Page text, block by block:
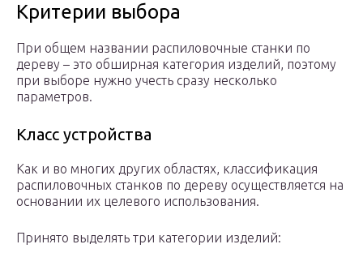
Критерии выбора
При общем названии распиловочные станки по
дереву – это обширная категория изделий, поэтому
при выборе нужно учесть сразу несколько
параметров.
Класс устройства
Как и во многих других областях, классификация
распиловочных станков по дереву осуществляется на
основании их целевого использования.
Принято выделять три категории изделий: